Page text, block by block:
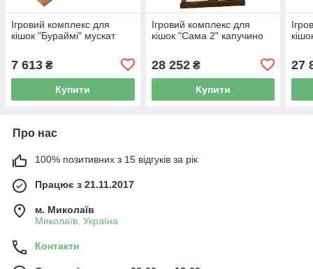
Ігровий комплекс для
кішок "Бураймі" мускат
7 613 ₴
Купити
Ігровий комплекс для
кішок "Сама 2" капучино
28 252₴
Купити
27
Про нас
100% позитивних з 15 відгуків за рік
Працює з 21.11.2017
м. Миколаїв
Миколаїв, Україна
Контакти